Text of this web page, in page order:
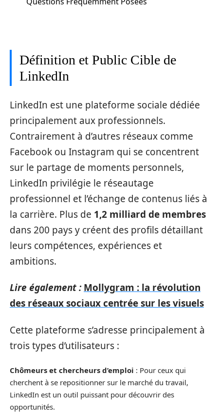
Définition et Public Cible de
LinkedIn
LinkedIn est une plateforme sociale dédiée
principalement aux professionnels.
Contrairement à d’autres réseaux comme
Facebook ou Instagram qui se concentrent
sur le partage de moments personnels,
LinkedIn privilégie le réseautage
professionnel et l’échange de contenus liés à
la carrière. Plus de 1,2 milliard de membres
dans 200 pays y créent des profils détaillant
leurs compétences, expériences et
ambitions.
Lire également : Mollygram : la révolution
des réseaux sociaux centrée sur les visuels
Cette plateforme s’adresse principalement à
trois types d’utilisateurs :
Chômeurs et chercheurs d’emploi : Pour ceux qui
cherchent à se repositionner sur le marché du travail,
LinkedIn est un outil puissant pour découvrir des
opportunités.